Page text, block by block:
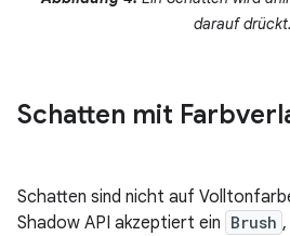
darauf drückt.
Schatten mit
Schatten sind nicht auf
Shadow API akzeptiert ein Brush